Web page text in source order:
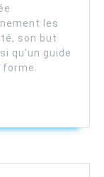
les
son but
qu’un guide